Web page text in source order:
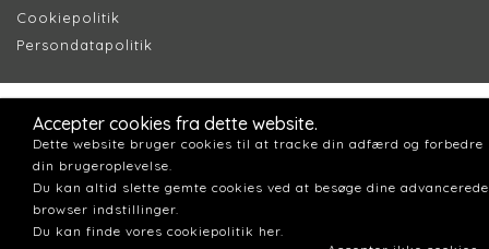
Cookiepolitik
Persondatapolitik
Accepter cookies fra dette website.
Dette website bruger cookies til at tracke din adfærd og forbedre
din brugeroplevelse.
Du kan altid slette gemte cookies ved at besøge dine advancerede
browser indstillinger.
Du kan finde vores cookiepolitik her.